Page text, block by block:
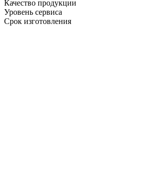
Качество продукции
Уровень сервиса
Срок изготовления